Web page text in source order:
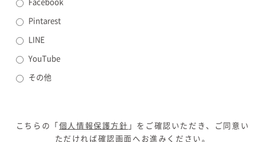
Pintarest
LINE
YouTube
その他
こちらの「個人情報保護方針 」をご確認いただき、ご同意い
ただければ確認画面へお進みください。